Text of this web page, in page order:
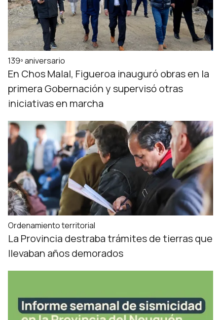
139º aniversario
En Chos Malal, Figueroa inauguró obras en la
primera Gobernación y supervisó otras
iniciativas en marcha
Ordenamiento territorial
La Provincia destraba trámites de tierras que
llevaban años demorados